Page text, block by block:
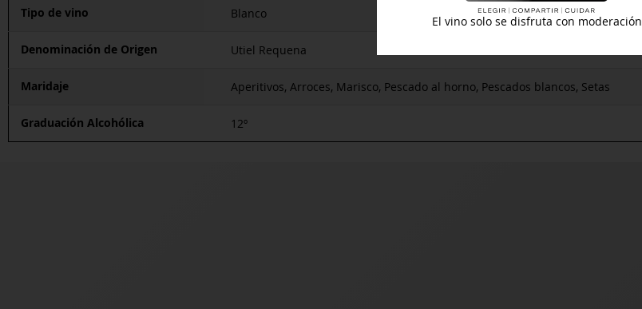
Tipo de vino Blanco
Denominación de Origen Utiel Requena
Maridaje Aperitivos, Arroces, Marisco, Pescado al horno, Pescados blancos, Setas
Graduación Alcohólica 12º
El vino solo se disfruta con moderación